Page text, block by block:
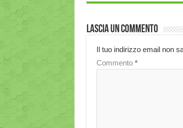
Lascia un commento
Il tuo indirizzo email non
Commento *